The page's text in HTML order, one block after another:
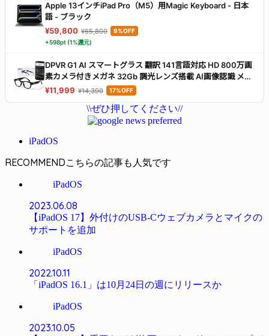
Apple 13インチiPad Pro（M5）用Magic Keyboard - 日本
語 - ブラック ​​​​​​​
¥59,800 ¥65,800
9%OFF
+598pt (1%還元)
DPVR G1 AI スマートグラス 翻訳 141言語対応 HD 800万画
素カメラ付きメガネ 32Gb 調光レンズ搭載 AI画像認識 メガ
ネ型カメラ オーディオグラス スマートグラス iPhone対応
¥11,999 ¥14,390 17%OFF
\\ぜひ押してください//
iPadOS
RECOMMEND
iPadOS
2023.06.08
【iPadOS 17】外付けのUSB-Cウェブカメラとマイクの
サポートを追加
iPadOS
2022.10.11
「iPadOS 16.1」は10月24日の週にリリースか
iPadOS
2023.10.05